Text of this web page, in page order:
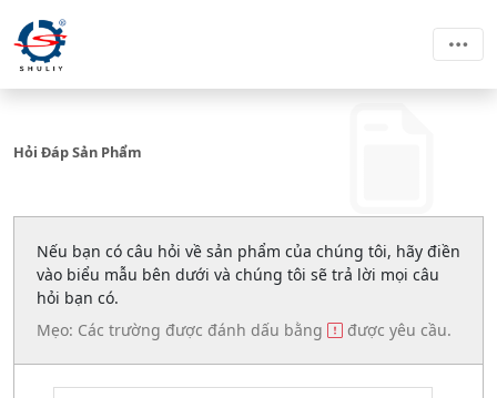
Hỏi Đáp Sản Phẩm
Nếu bạn có câu hỏi về sản phẩm của chúng tôi, hãy điền
vào biểu mẫu bên dưới và chúng tôi sẽ trả lời mọi câu
hỏi bạn có.
Mẹo: Các trường được đánh dấu bằng
được yêu cầu.